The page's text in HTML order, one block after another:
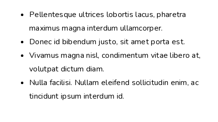
Pellentesque ultrices lobortis lacus, pharetra
maximus magna interdum ullamcorper.
Donec id bibendum justo, sit amet porta est.
Vivamus magna nisl, condimentum vitae libero at,
volutpat dictum diam.
Nulla facilisi. Nullam eleifend sollicitudin enim, ac
tincidunt ipsum interdum id.